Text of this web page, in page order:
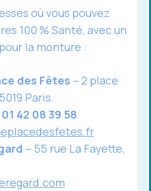
où vous pouvez
100 % Santé, avec un
la monture :
des Fêtes – 2 place
Paris.
01 42 08 39 58.
– 55 rue La Fayette,